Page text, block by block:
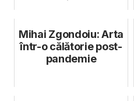
Mihai Zgondoiu: Arta
într-o călătorie post-
pandemie